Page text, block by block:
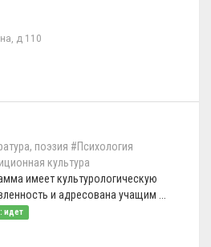
д 110
поэзия #Психология
культура
имеет культурологическую
и адресована учащим ...
идет